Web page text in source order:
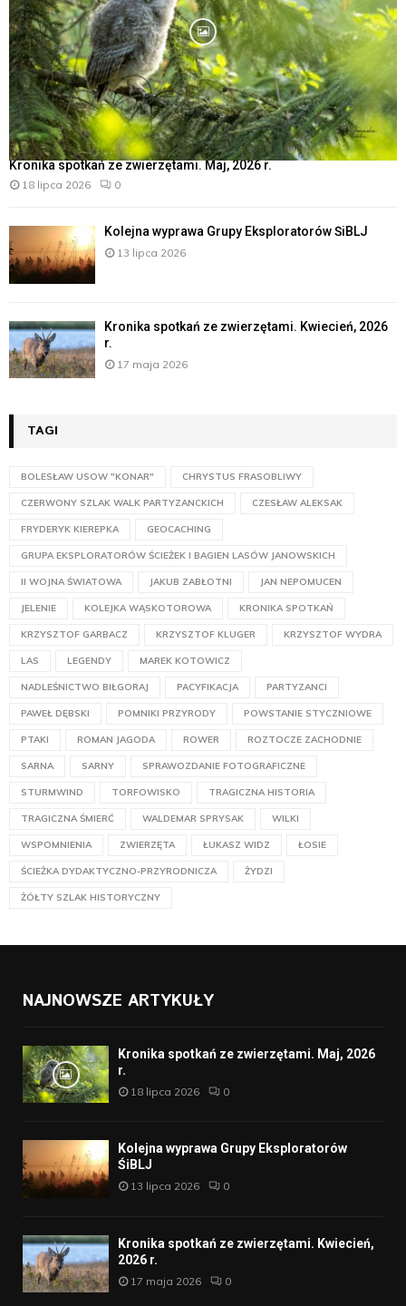
Kronika spotkań ze zwierzętami. Maj, 2026 r.
18 lipca 2026 0
Kolejna wyprawa Grupy Eksploratorów ŚiBLJ
13 lipca 2026
Kronika spotkań ze zwierzętami. Kwiecień, 2026
r.
17 maja 2026
TAGI
BOLESŁAW USOW "KONAR" CHRYSTUS FRASOBLIWY
CZERWONY SZLAK WALK PARTYZANCKICH CZESŁAW ALEKSAK
FRYDERYK KIEREPKA GEOCACHING
GRUPA EKSPLORATORÓW ŚCIEŻEK I BAGIEN LASÓW JANOWSKICH
II WOJNA ŚWIATOWA JAKUB ZABŁOTNI JAN NEPOMUCEN
JELENIE KOLEJKA WĄSKOTOROWA KRONIKA SPOTKAŃ
KRZYSZTOF GARBACZ KRZYSZTOF KLUGER KRZYSZTOF WYDRA
LAS LEGENDY MAREK KOTOWICZ
NADLEŚNICTWO BIŁGORAJ PACYFIKACJA PARTYZANCI
PAWEŁ DĘBSKI POMNIKI PRZYRODY POWSTANIE STYCZNIOWE
PTAKI ROMAN JAGODA ROWER ROZTOCZE ZACHODNIE
SARNA SARNY SPRAWOZDANIE FOTOGRAFICZNE
STURMWIND TORFOWISKO TRAGICZNA HISTORIA
TRAGICZNA ŚMIERĆ WALDEMAR SPRYSAK WILKI
WSPOMNIENIA ZWIERZĘTA ŁUKASZ WIDZ ŁOSIE
ŚCIEŻKA DYDAKTYCZNO-PRZYRODNICZA ŻYDZI
ŻÓŁTY SZLAK HISTORYCZNY
NAJNOWSZE ARTYKUŁY
Kronika spotkań ze zwierzętami. Maj, 2026
r.
18 lipca 2026 0
Kolejna wyprawa Grupy Eksploratorów
ŚiBLJ
13 lipca 2026 0
Kronika spotkań ze zwierzętami. Kwiecień,
2026 r.
17 maja 2026 0